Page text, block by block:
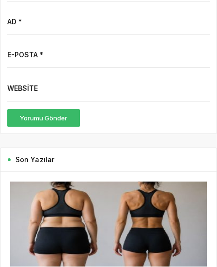
AD *
E-POSTA *
WEBSITE
Yorumu Gönder
Son Yazılar